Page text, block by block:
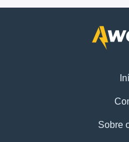
Sobre